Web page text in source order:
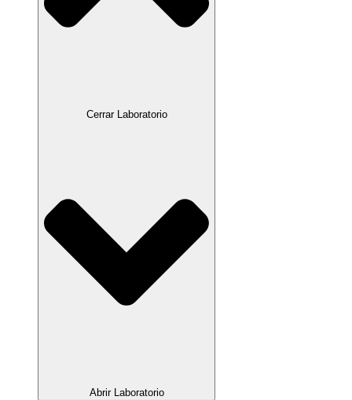
Cerrar Laboratorio
Abrir Laboratorio